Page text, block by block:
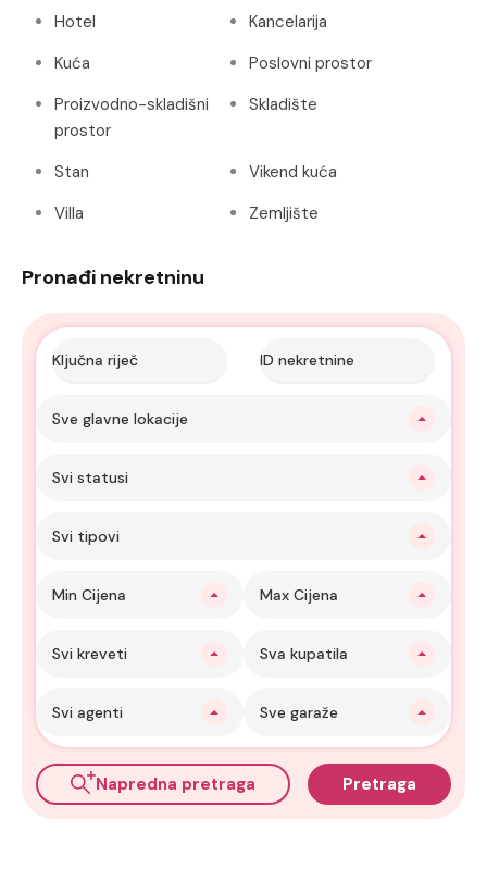
Hotel
Kancelarija
Kuća
Poslovni prostor
Proizvodno-skladišni
prostor
Skladište
Stan
Vikend kuća
Villa
Zemljište
Pronađi nekretninu
Sve glavne lokacije
Svi statusi
Svi tipovi
Min Cijena Max Cijena
Svi kreveti Sva kupatila
Svi agenti Sve garaže
Napredna pretraga Pretraga